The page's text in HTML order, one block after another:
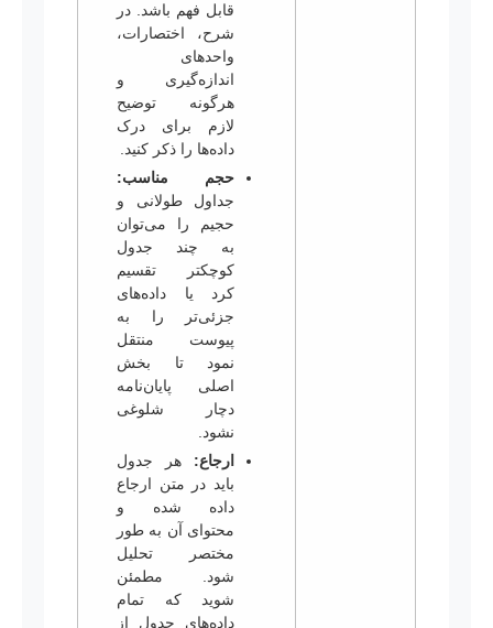
قابل فهم باشد. در
شرح، اختصارات،
واحدهای
اندازه‌گیری و
هرگونه توضیح
لازم برای درک
داده‌ها را ذکر کنید.
حجم مناسب:
جداول طولانی و
حجیم را می‌توان
به چند جدول
کوچکتر تقسیم
کرد یا داده‌های
جزئی‌تر را به
پیوست منتقل
نمود تا بخش
اصلی پایان‌نامه
دچار شلوغی
نشود.
ارجاع: هر جدول
باید در متن ارجاع
داده شده و
محتوای آن به طور
مختصر تحلیل
شود. مطمئن
شوید که تمام
داده‌های جدول از